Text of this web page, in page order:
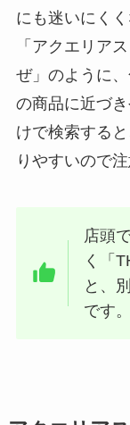
にも迷いにく
「アクエリア
ぜ」のように
の商品に近づ
けで検索する
りやすいので
店頭
く「
と、
です。